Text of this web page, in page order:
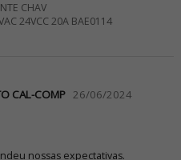
CHAV
24VCC 20A BAE0114
CAL-COMP 26/06/2024
nossas expectativas.